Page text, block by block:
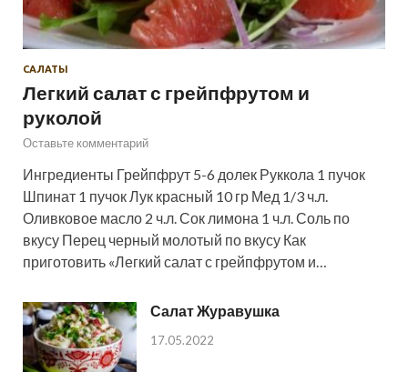
САЛАТЫ
Легкий салат с грейпфрутом и
руколой
Оставьте комментарий
Ингредиенты Грейпфрут 5-6 долек Руккола 1 пучок
Шпинат 1 пучок Лук красный 10 гр Мед 1/3 ч.л.
Оливковое масло 2 ч.л. Сок лимона 1 ч.л. Соль по
вкусу Перец черный молотый по вкусу Как
приготовить «Легкий салат с грейпфрутом и…
Салат Журавушка
17.05.2022